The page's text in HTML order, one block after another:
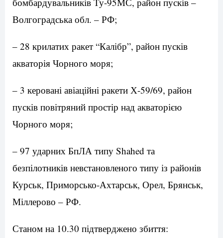
Волгоградська обл. – РФ;
– 28 крилатих ракет “Калібр”, район пусків
акваторія Чорного моря;
– 3 керовані авіаційні ракети Х-59/69, район
пусків повітряний простір над акваторією
Чорного моря;
– 97 ударних БпЛА типу Shahed та
безпілотників невстановленого типу із районів
Курськ, Приморсько-Ахтарськ, Орел, Брянськ,
Міллерово – РФ.
Станом на 10.30 підтверджено збиття: